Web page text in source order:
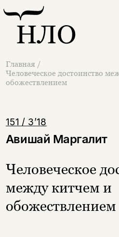
Главная /
Человеческое достоинство
обожествлением
151 / 3’18
Авишай Маргалит
Человеческое
между китчем и
обожествлением